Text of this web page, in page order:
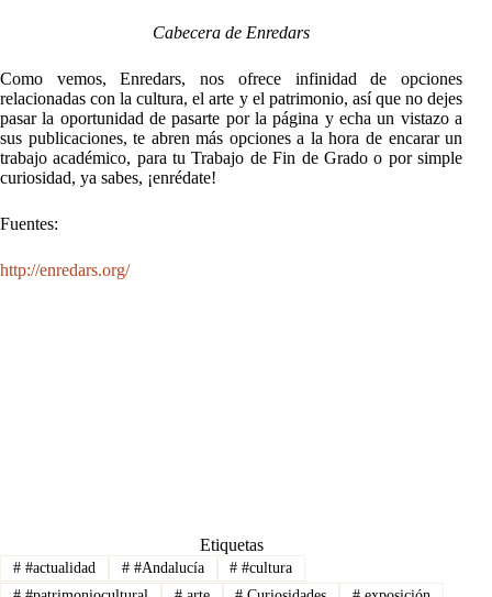
Cabecera de Enredars
Como vemos, Enredars, nos ofrece infinidad de opciones
relacionadas con la cultura, el arte y el patrimonio, así que no dejes
pasar la oportunidad de pasarte por la página y echa un vistazo a
sus publicaciones, te abren más opciones a la hora de encarar un
trabajo académico, para tu Trabajo de Fin de Grado o por simple
curiosidad, ya sabes, ¡enrédate!
Fuentes:
http://enredars.org/
Etiquetas
##actualidad ##Andalucía # #cultura